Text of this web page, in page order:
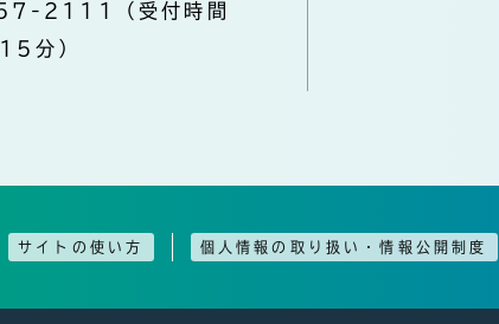
2111（受付時間
分）
サイトの使い方 個人情報の取り扱い・情報公開制度